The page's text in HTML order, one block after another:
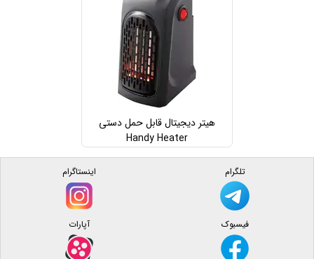
هیتر دیجیتال قابل حمل دستی
Handy Heater
تلگرام اینستاگرام
فیسبوک آپارات